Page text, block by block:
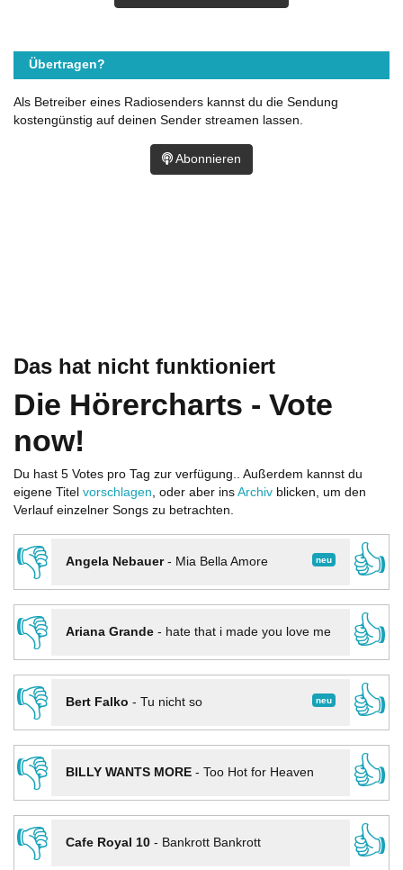
Das hat nicht funktioniert
Die Hörercharts - Vote
now!
Du hast 5 Votes pro Tag zur verfügung.. Außerdem kannst du
eigene Titel vorschlagen, oder aber ins Archiv blicken, um den
Verlauf einzelner Songs zu betrachten.
👎 neu
Angela Nebauer- Mia Bella Amore
👍
👎
Ariana Grande- hate that i made you love me
👍
👎
neu
Bert Falko - Tu nicht so
👍
👎
BILLY WANTS MORE- Too Hot for Heaven
👍
👎
Cafe Royal 10- Bankrott Bankrott
👍
Übertragen?
Als Betreiber eines Radiosenders kannst du die Sendung
kostengünstig auf deinen Sender streamen lassen.
Abonnieren